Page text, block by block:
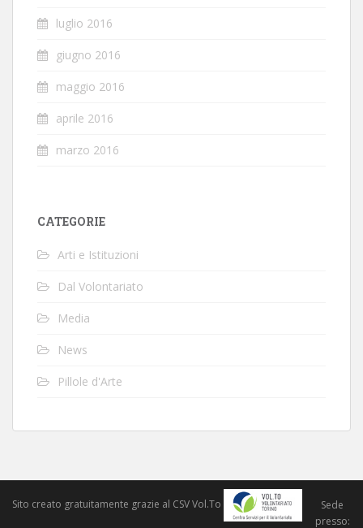
luglio 2016
giugno 2016
maggio 2016
aprile 2016
marzo 2016
CATEGORIE
Arti e Istituzioni
Dal Volontariato
Media
News
Pillole d'Arte
Sito creato gratuitamente grazie al CSV Vol.To
Sede
presso: